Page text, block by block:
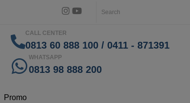
CALL CENTER
0813 60 888 100 / 0411 - 871391
WHATSAPP
0813 98 888 200
Promo